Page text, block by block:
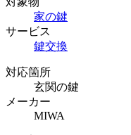
家の鍵
サービス
鍵交換
対応箇所
玄関の鍵
メーカー
MIWA